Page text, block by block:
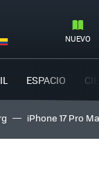
NUEVO
ESPACIO
iPhone 17 Pro